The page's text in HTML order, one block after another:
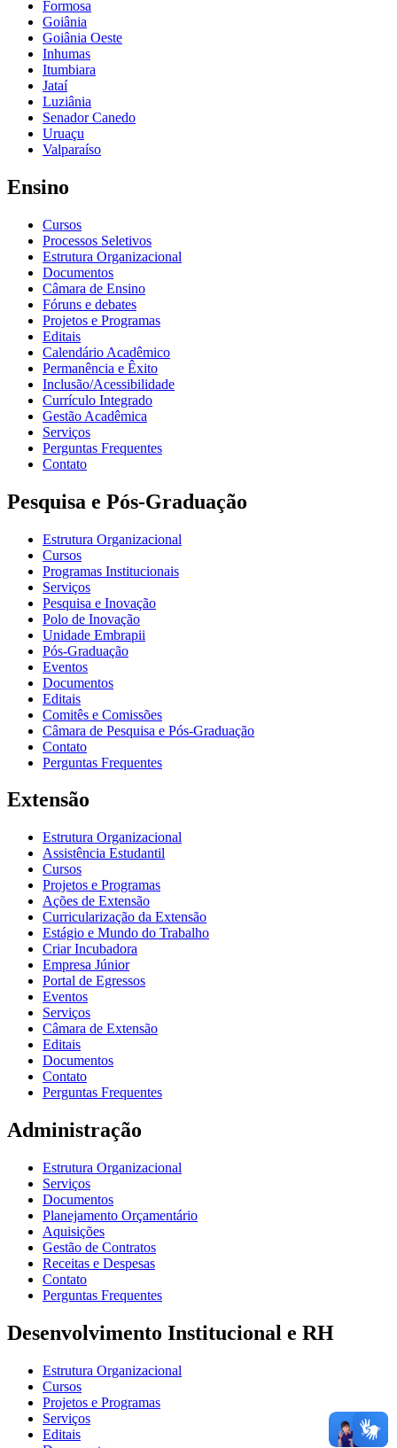
Formosa
Goiânia
Goiânia Oeste
Inhumas
Itumbiara
Jataí
Luziânia
Senador Canedo
Uruaçu
Valparaíso
Ensino
Cursos
Processos Seletivos
Estrutura Organizacional
Documentos
Câmara de Ensino
Fóruns e debates
Projetos e Programas
Editais
Calendário Acadêmico
Permanência e Êxito
Inclusão/Acessibilidade
Currículo Integrado
Gestão Acadêmica
Serviços
Perguntas Frequentes
Contato
Pesquisa e Pós-Graduação
Estrutura Organizacional
Cursos
Programas Institucionais
Serviços
Pesquisa e Inovação
Polo de Inovação
Unidade Embrapii
Pós-Graduação
Eventos
Documentos
Editais
Comitês e Comissões
Câmara de Pesquisa e Pós-Graduação
Contato
Perguntas Frequentes
Extensão
Estrutura Organizacional
Assistência Estudantil
Cursos
Projetos e Programas
Ações de Extensão
Curricularização da Extensão
Estágio e Mundo do Trabalho
Criar Incubadora
Empresa Júnior
Portal de Egressos
Eventos
Serviços
Câmara de Extensão
Editais
Documentos
Contato
Perguntas Frequentes
Administração
Estrutura Organizacional
Serviços
Documentos
Planejamento Orçamentário
Aquisições
Gestão de Contratos
Receitas e Despesas
Contato
Perguntas Frequentes
Desenvolvimento Institucional e RH
Estrutura Organizacional
Cursos
Projetos e Programas
Serviços
Editais